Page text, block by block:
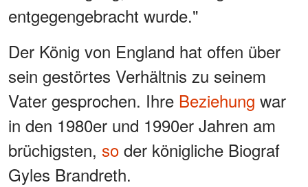
entgegengebracht wurde."
Der König von England hat offen über
sein gestörtes Verhältnis zu seinem
Vater gesprochen. Ihre Beziehung war
in den 1980er und 1990er Jahren am
brüchigsten, so der königliche Biograf
Gyles Brandreth.